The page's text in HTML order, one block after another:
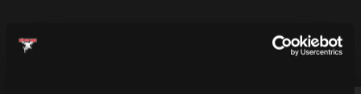
MEHR SPIELER